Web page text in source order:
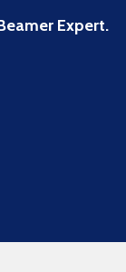
Expert.